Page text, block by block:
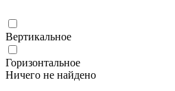
Вертикальное
Горизонтальное
Ничего не найдено